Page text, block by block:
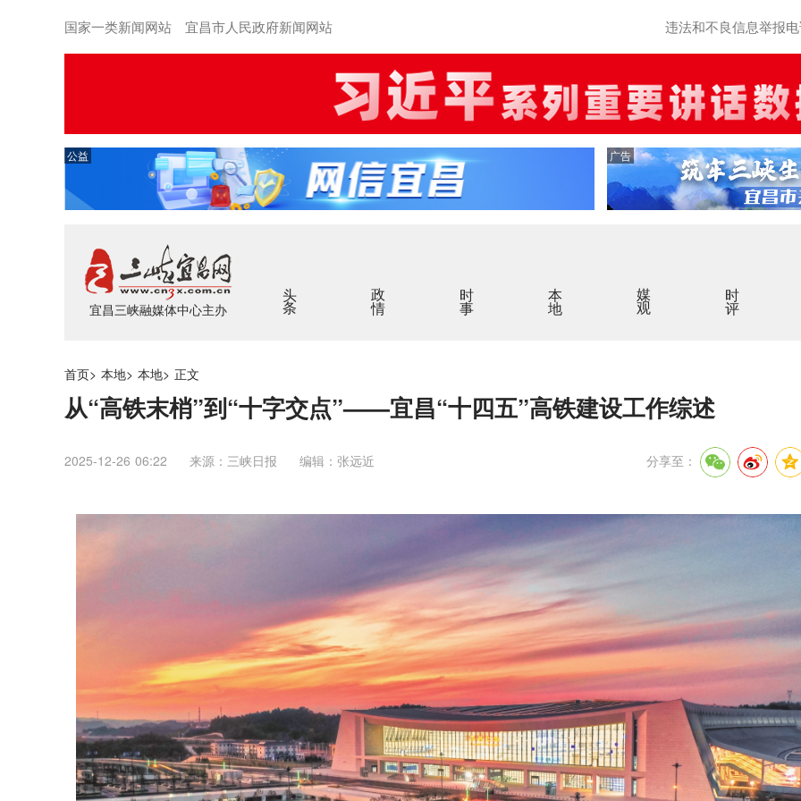
国家一类新闻网站 宜昌市人民政府新闻网站 违法和不良信息举报
公益 广告
宜昌三峡融媒体中心主办
头条 政情 时事 本地 媒观 时评
首页> 本地> 本地> 正文
从“高铁末梢”到“十字交点”——宜昌“十四五”高铁建设工作综述
2025-12-26 06:22 来源：三峡日报 编辑：张远近 分享至：